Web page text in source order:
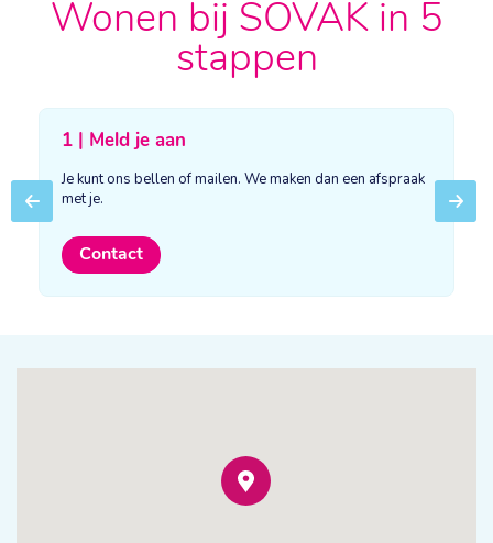
Wonen bij SOVAK in 5
stappen
Previous
1 | Meld je aan
Je kunt ons bellen of mailen. We maken dan een afspraak
met je.
Contact
Next